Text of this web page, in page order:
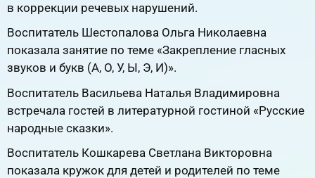
в коррекции речевых нарушений.
Воспитатель Шестопалова Ольга Николаевна
показала занятие по теме «Закрепление гласных
звуков и букв (А, О, У, Ы, Э, И)».
Воспитатель Васильева Наталья Владимировна
встречала гостей в литературной гостиной «Русские
народные сказки».
Воспитатель Кошкарева Светлана Викторовна
показала кружок для детей и родителей по теме